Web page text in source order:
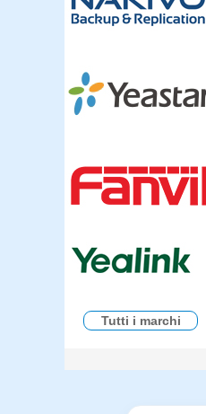
Tutti i marchi